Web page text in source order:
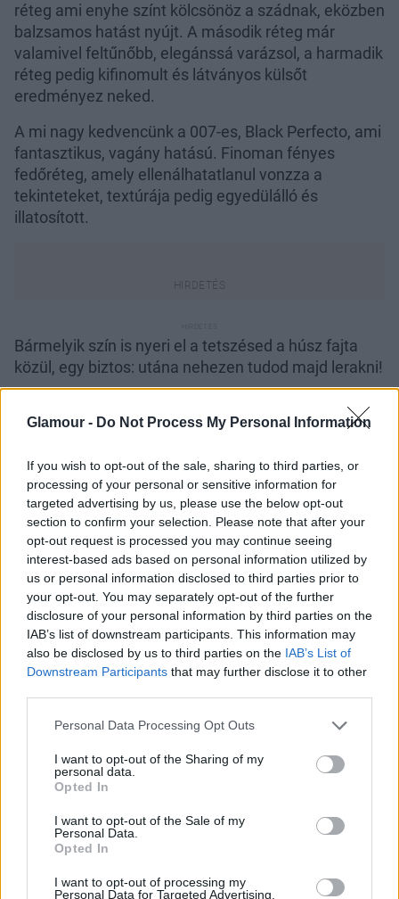
Glamour - Do Not Process My Personal Information
If you wish to opt-out of the sale, sharing to third parties, or
processing of your personal or sensitive information for
targeted advertising by us, please use the below opt-out
section to confirm your selection. Please note that after your
opt-out request is processed you may continue seeing
interest-based ads based on personal information utilized by
us or personal information disclosed to third parties prior to
your opt-out. You may separately opt-out of the further
disclosure of your personal information by third parties on the
IAB’s list of downstream participants. This information may
also be disclosed by us to third parties on the IAB’s List of
Downstream Participants that may further disclose it to other
Please note that this website/app uses one or more Google
not limited to your visit or usage behaviour. You may click to
grant or deny consent to Google and its third-party tags to
use your data for below specified purposes in below Google
consent section.
Personal Data Processing Opt Outs
I want to opt-out of the Sharing of my
personal data.
Opted In
I want to opt-out of the Sale of my
Personal Data.
Opted In
I want to opt-out of processing my
Personal Data for Targeted Advertising.
réteg ami enyhe színt kölcsönöz a szádnak, eközben
balzsamos hatást nyújt. A második réteg már
valamivel feltűnőbb, elegánssá varázsol, a harmadik
réteg pedig kifinomult és látványos külsőt
eredményez neked.
A mi nagy kedvencünk a 007-es, Black Perfecto, ami
fantasztikus, vagány hatású. Finoman fényes
fedőréteg, amely ellenálhatatlanul vonzza a
tekinteteket, textúrája pedig egyedülálló és
illatosított.
Bármelyik szín is nyeri el a tetszésed a húsz fajta
közül, egy biztos: utána nehezen tudod majd lerakni!
ajándékcsomagjába is.
001 My First Lipstick, 002 Pink Tie, 003 Red Heels,
007 Black Perfecto, 011 Beige Lingerie, 012 Python
Bag, 013 Leather Blazer, 020 Poppy Cap, 021 Red
Teddy, 022 Red Bow Tie, 041 Sun-Twin-Set, 042 Fire